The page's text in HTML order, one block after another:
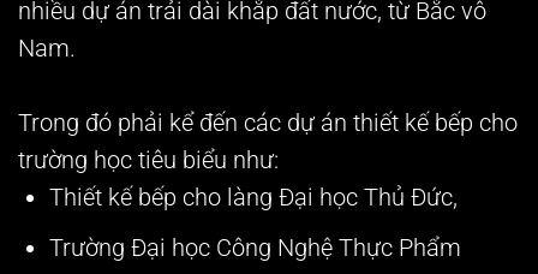
nhiều dự án trải dài khắp đất nước, từ Bắc vô
Nam.
Trong đó phải kể đến các dự án thiết kế bếp cho
trường học tiêu biểu như:
Thiết kế bếp cho làng Đại học Thủ Đức,
Trường Đại học Công Nghệ Thực Phẩm